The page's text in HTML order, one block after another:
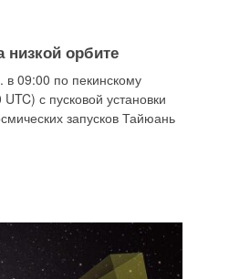
низкой орбите
в 09:00 по пекинскому
с пусковой установки
запусков Тайюань